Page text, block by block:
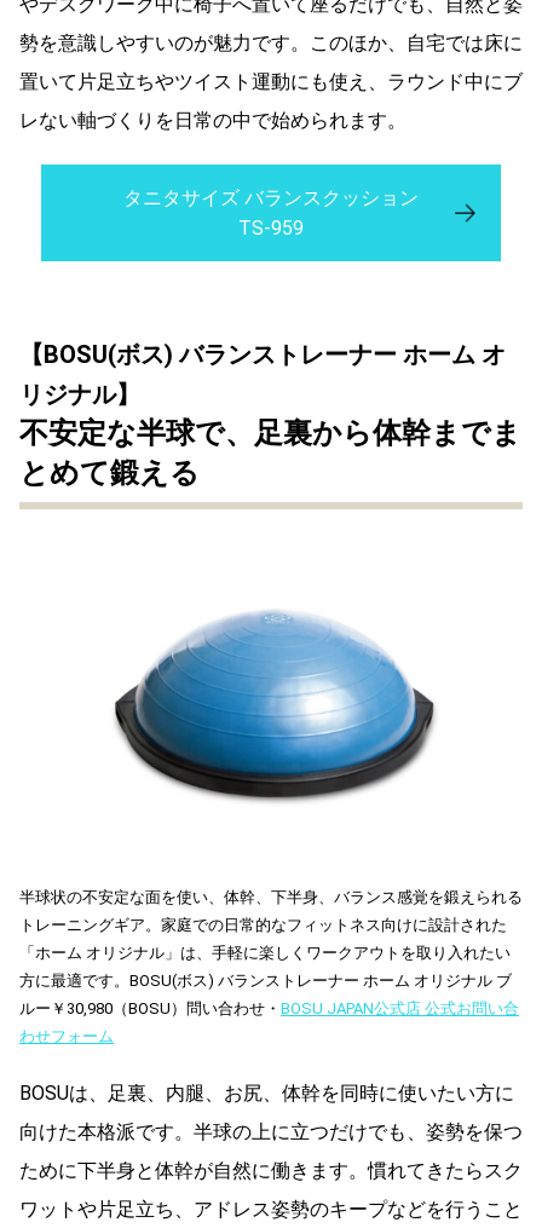
勢を意識しやすいのが魅力です。このほか、自宅では床に
置いて片足立ちやツイスト運動にも使え、ラウンド中にブ
レない軸づくりを日常の中で始められます。
タニタサイズ バランスクッション
TS-959
【BOSU(ボス) バランストレーナー ホーム オ
リジナル】
不安定な半球で、足裏から体幹までま
とめて鍛える
半球状の不安定な面を使い、体幹、下半身、 バランス感覚を鍛えられる
トレーニングギア。家庭での日常的なフィットネス向けに設計された
「ホーム オリジナル」は、 手軽に楽しくワークアウトを取り入れたい
方に最適です。BOSU(ボス) バランストレーナー ホーム オリジナル ブ
ルー￥30,980（BOSU）問い合わせ・ BOSU JAPAN公式店 公式お問い合
わせフォーム
BOSUは、足裏、内腿、お尻、 体幹を同時に使いたい方に
向けた本格派です。半球の上に立つだけでも、 姿勢を保つ
ために下半身と体幹が自然に働きます。慣れてきたらスク
ワットや片足立ち、 アドレス姿勢のキープなどを行うこと